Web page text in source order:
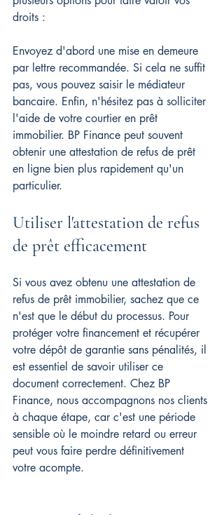
droits :
Envoyez d'abord une mise en demeure
par lettre recommandée. Si cela ne suffit
pas, vous pouvez saisir le médiateur
bancaire. Enfin, n'hésitez pas à solliciter
l'aide de votre courtier en prêt
immobilier. BP Finance peut souvent
obtenir une attestation de refus de prêt
en ligne bien plus rapidement qu'un
particulier.
Utiliser l'attestation de refus
de prêt efficacement
Si vous avez obtenu une attestation de
refus de prêt immobilier, sachez que ce
n'est que le début du processus. Pour
protéger votre financement et récupérer
votre dépôt de garantie sans pénalités, il
est essentiel de savoir utiliser ce
document correctement. Chez BP
Finance, nous accompagnons nos clients
à chaque étape, car c'est une période
sensible où le moindre retard ou erreur
peut vous faire perdre définitivement
votre acompte.